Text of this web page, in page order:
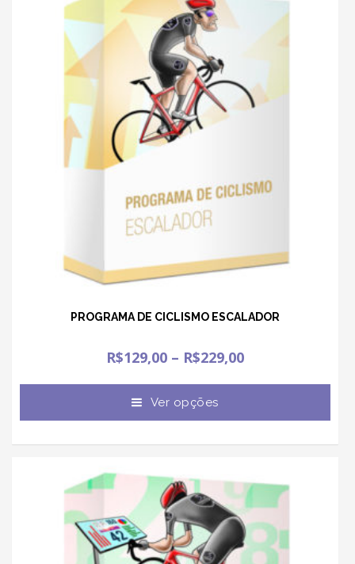
PROGRAMA DE CICLISMO ESCALADOR
R$129,00 – R$229,00
Ver opções